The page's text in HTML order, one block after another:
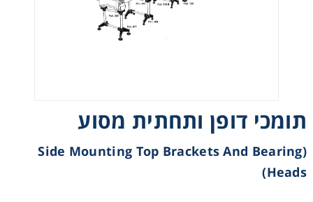
תומכי דופן ותחתית מסוע
(Side Mounting Top Brackets And Bearing
Heads)
רצועות וי, רצועות תזמון וגלגלים
רשתות ואביזרי מסוע